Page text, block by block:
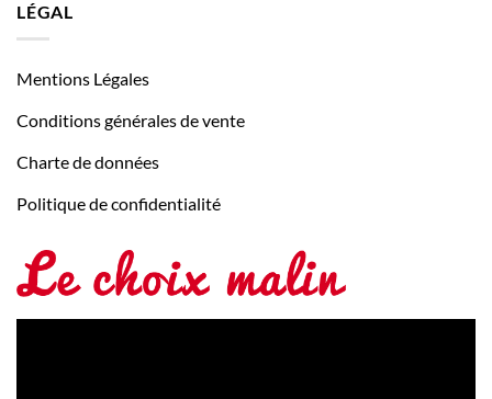
LÉGAL
Mentions Légales
Conditions générales de vente
Charte de données
Politique de confidentialité